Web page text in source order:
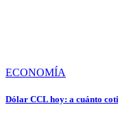
ECONOMÍA
Dólar CCL hoy: a cuánto